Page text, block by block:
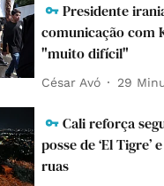
Presidente
comunicação com
"muito difícil"
César Avó 29
Cali reforça
posse de ‘El Tigre’
ruas